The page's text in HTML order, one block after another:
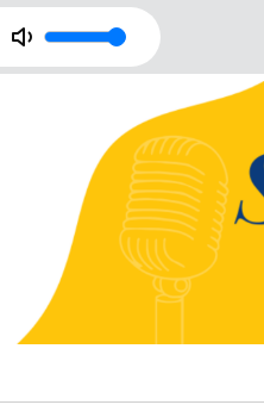
- Retransmissão com Rede